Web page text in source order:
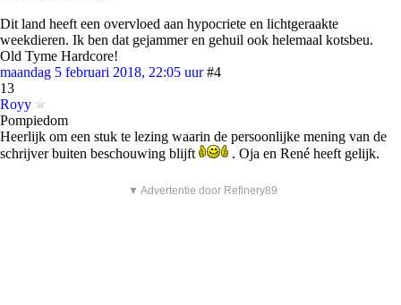
Dit land heeft een overvloed aan hypocriete en lichtgeraakte
weekdieren. Ik ben dat gejammer en gehuil ook helemaal kotsbeu.
Old Tyme Hardcore!
maandag 5 februari 2018, 22:05 uur #4
13
Royy
Pompiedom
Heerlijk om een stuk te lezing waarin de persoonlijke mening van de
schrijver buiten beschouwing blijft
. Oja en René heeft gelijk.
▼ Advertentie door Refinery89